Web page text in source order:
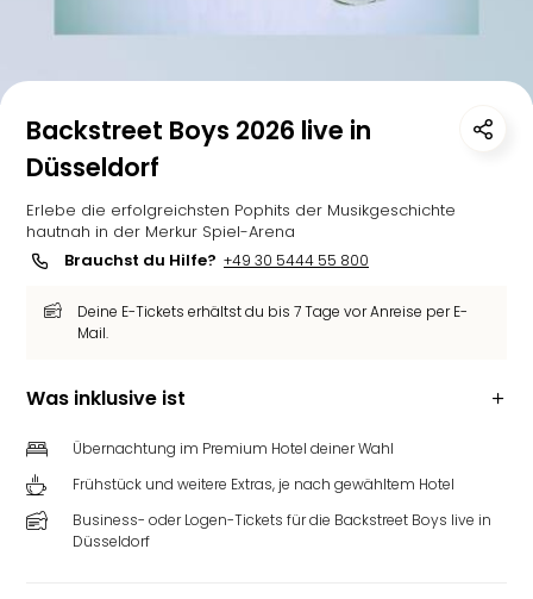
Backstreet Boys 2026 live in
Düsseldorf
Erlebe die erfolgreichsten Pophits der Musikgeschichte
hautnah in der Merkur Spiel-Arena
Brauchst du Hilfe? +49 30 5444 55 800
Deine E-Tickets erhältst du bis 7 Tage vor Anreise per E-
Mail.
Was inklusive ist
Übernachtung im Premium Hotel deiner Wahl
Frühstück und weitere Extras, je nach gewähltem Hotel
Business- oder Logen-Tickets für die Backstreet Boys live in
Düsseldorf